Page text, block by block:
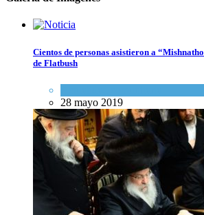
Cientos de personas asistieron a
de Flatbush
28 mayo 2019